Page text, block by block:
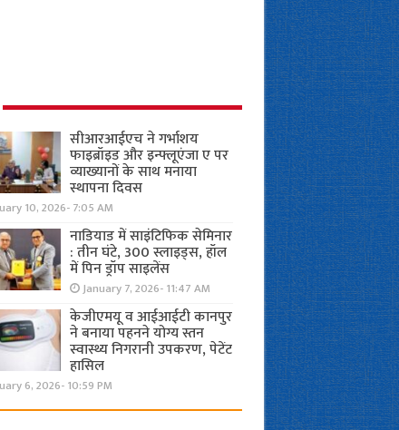
सीआरआईएच ने गर्भाशय
फाइब्रॉइड और इन्फ्लूएंजा ए पर
व्याख्यानों के साथ मनाया
स्थापना दिवस
10, 2026- 7:05 AM
नाडियाड में साइंटिफिक सेमिनार
: तीन घंटे, 300 स्लाइड्स, हॉल
में पिन ड्रॉप साइलेंस
January 7, 2026- 11:47 AM
केजीएमयू व आईआईटी कानपुर
ने बनाया पहनने योग्य स्तन
स्वास्थ्य निगरानी उपकरण, पेटेंट
हासिल
6, 2026- 10:59 PM